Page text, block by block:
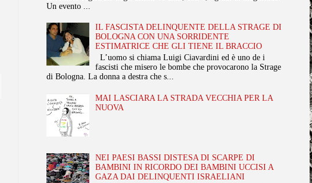
Un evento ...
IL FASCISTA DELINQUENTE DELLA STRAGE DI
BOLOGNA CON UNA SORRIDENTE
ESTIMATRICE CHE GLI TIENE IL BRACCIO
L’uomo si chiama Luigi Ciavardini ed è uno de i
fascisti che misero le bombe che provocarono la Strage
di Bologna. La donna a destra che s...
MAI LASCIARA LA STRADA VECCHIA PER LA
NUOVA
NEI PAESI BASSI DISTESA DI SCARPE DI
BAMBINI IN RICORDO DEI BAMBINI UCCISI A
GAZA DAI DELINQUENTI ISRAELIANI